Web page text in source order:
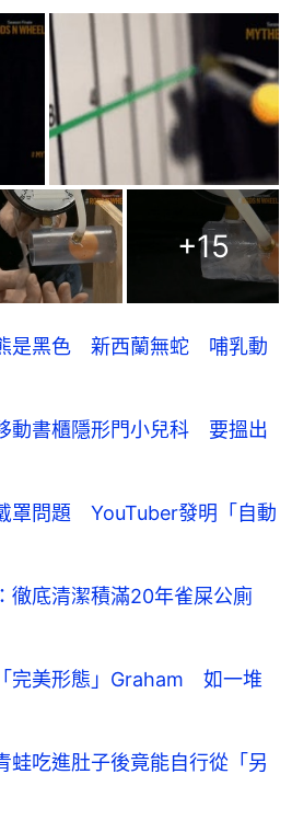
+15
是黑色 新西蘭無蛇 哺乳動
動書櫃隱形門小兒科 要搵出
罩問題 YouTuber發明「自動
徹底清潔積滿20年雀屎公廁
完美形態」Graham 如一堆
吃進肚子後竟能自行從「另